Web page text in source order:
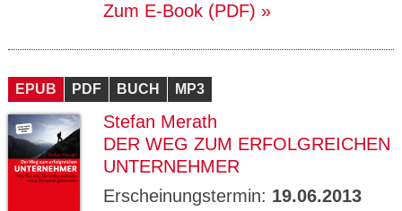
Zum E-Book (PDF)
EPUB PDF BUCH MP3
Stefan Merath
DER WEG ZUM ERFOLGREICHEN
UNTERNEHMER
Erscheinungstermin: 19.06.2013